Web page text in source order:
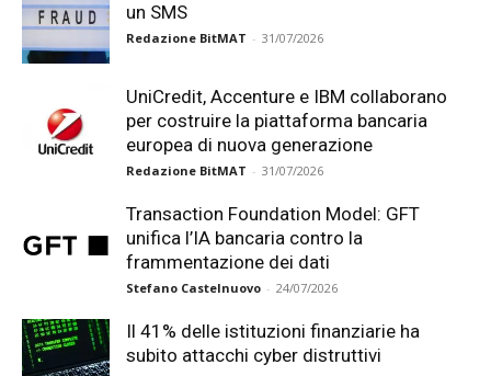
un SMS
Redazione BitMAT - 31/07/2026
UniCredit, Accenture e IBM collaborano
per costruire la piattaforma bancaria
europea di nuova generazione
Redazione BitMAT - 31/07/2026
Transaction Foundation Model: GFT
unifica l’IA bancaria contro la
frammentazione dei dati
Stefano Castelnuovo - 24/07/2026
Il 41% delle istituzioni finanziarie ha
subito attacchi cyber distruttivi